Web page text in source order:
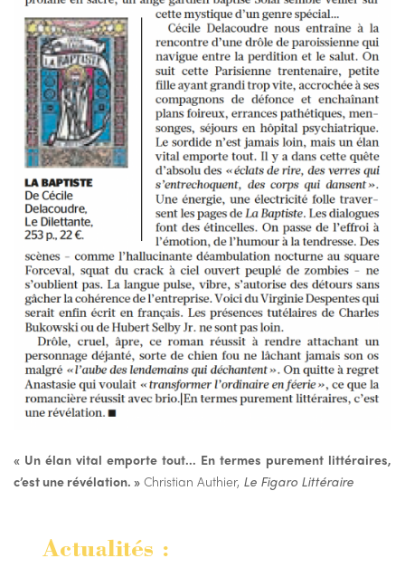
« Un élan vital emporte tout… En termes purement littéraires,
c’est une révélation. » Christian Authier, Le Figaro Littéraire
Actualités :